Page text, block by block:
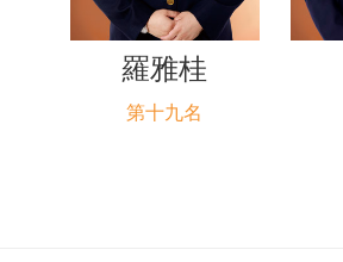
羅雅桂
第十九名